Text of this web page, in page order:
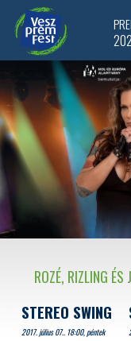
ROZÉ, RIZLING ÉS
STEREO SWING
2017. július 07.. 18:00, péntek